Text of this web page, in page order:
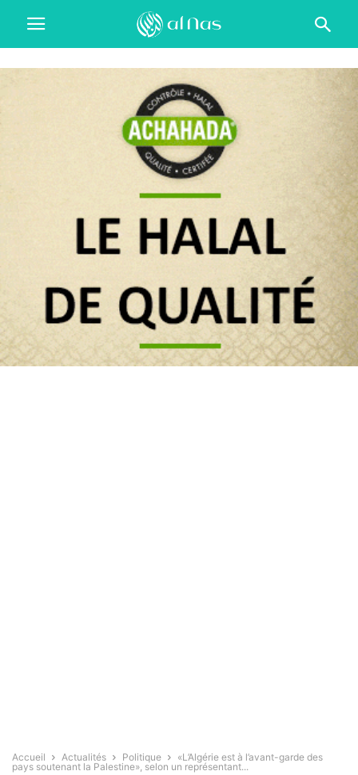
Accueil Actualités Politique
«L’Algérie est à l’avant-garde des
pays soutenant la Palestine», selon un représentant...